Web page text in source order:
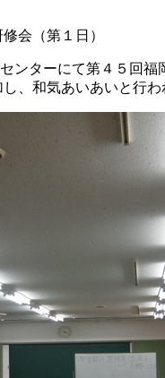
会（第１日）
ンターにて第４５回
、和気あいあいと行わ